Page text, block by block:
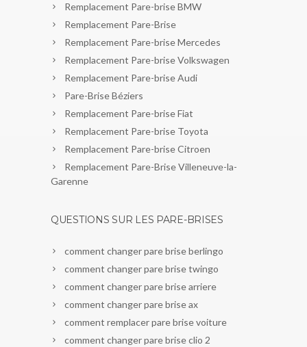
Remplacement Pare-brise BMW
Remplacement Pare-Brise
Remplacement Pare-brise Mercedes
Remplacement Pare-brise Volkswagen
Remplacement Pare-brise Audi
Pare-Brise Béziers
Remplacement Pare-brise Fiat
Remplacement Pare-brise Toyota
Remplacement Pare-brise Citroen
Remplacement Pare-Brise Villeneuve-la-
Garenne
QUESTIONS SUR LES PARE-BRISES
comment changer pare brise berlingo
comment changer pare brise twingo
comment changer pare brise arriere
comment changer pare brise ax
comment remplacer pare brise voiture
comment changer pare brise clio 2